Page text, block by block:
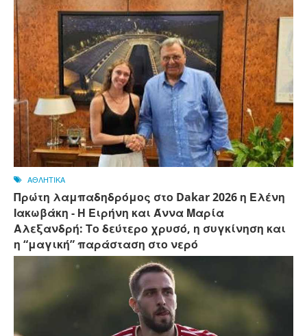
ΑΘΛΗΤΙΚΑ
Πρώτη λαμπαδηδρόμος στο Dakar 2026 η Ελένη
Ιακωβάκη - Η Ειρήνη και Άννα Μαρία
Αλεξανδρή: Το δεύτερο χρυσό, η συγκίνηση και
η “μαγική” παράσταση στο νερό